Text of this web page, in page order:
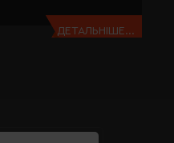
ДЕТАЛЬНІШЕ...